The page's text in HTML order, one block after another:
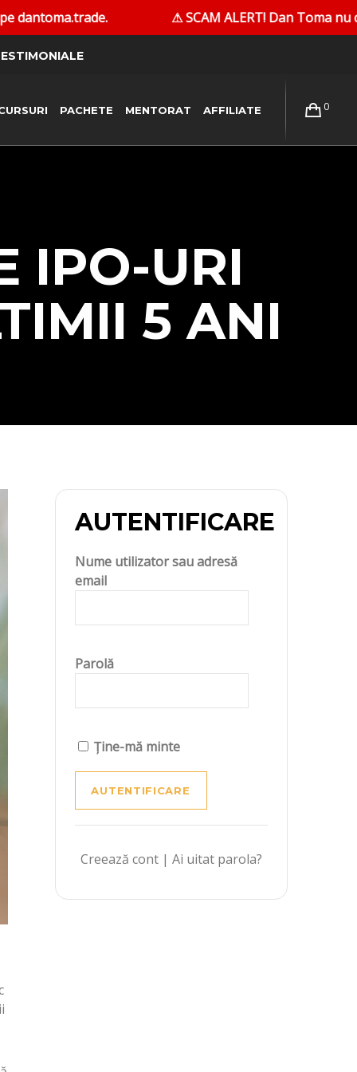
⚠ SCAM ALERT! Dan Toma nu contactează
0
PACHETE MENTORAT AFFILIATE
IPO-URI
5 ANI
AUTENTIFICARE
Nume utilizator sau adresă
email
Parolă
Ține-mă minte
Creează cont| Ai uitat parola?